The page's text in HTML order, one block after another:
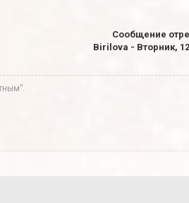
Сообщение
Birilova - Вторник,